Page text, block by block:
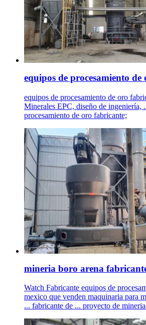
equipos de procesamiento
equipos de procesamiento de oro
Minerales EPC, diseño de ingeniería,
procesamiento de oro fabricante;
mineria boro arena
Watch Fabricante equipos de
mexico que venden maquinaria para
... fabricante de ... proyecto de